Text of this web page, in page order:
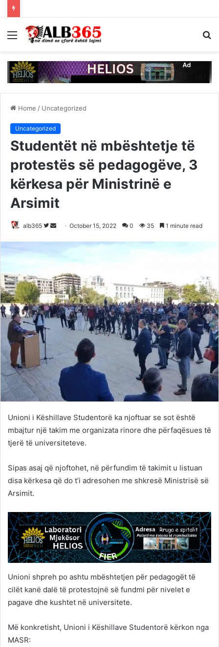
Menu
Home / Uncategorized
Uncategorized
Studentët në mbështetje të
protestës së pedagogëve, 3
kërkesa për Ministrinë e
Arsimit
alb365
Follow
SendOctober 15, 2022 0 35 1 minute read
Unioni i Këshillave Studentorë ka njoftuar se sot është
mbajtur një takim me organizata rinore dhe përfaqësues të
tjerë të universiteteve.
Sipas asaj që njoftohet, në përfundim të takimit u listuan
disa kërkesa që do t’i adresohen me shkresë Ministrisë së
Arsimit.
Unioni shpreh po ashtu mbështetjen për pedagogët të
cilët kanë dalë të protestojnë së fundmi për nivelet e
pagave dhe kushtet në universitete.
Më konkretisht, Unioni i Këshillave Studentorë kërkon nga
MASR: